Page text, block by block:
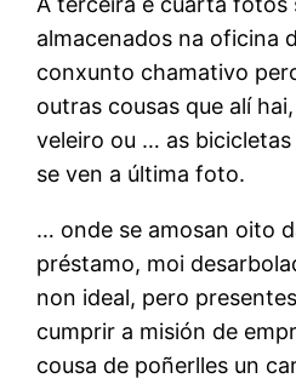
almacenados na oficina
conxunto chamativo
outras cousas que alí
veleiro ou … as bicicletas
se ven a última foto.
… onde se amosan oito
préstamo, moi
non ideal, pero
cumprir a misión de
cousa de poñerlles un